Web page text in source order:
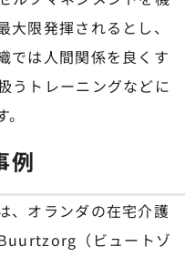
限発揮されるとし、
では人間関係を良くす
うトレーニングなどに
例
、オランダの在宅介護
（ビュートゾ